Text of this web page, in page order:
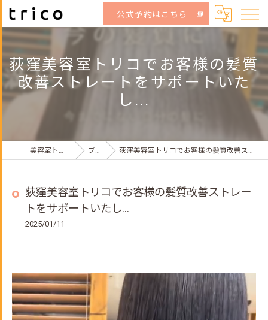
公式予約はこちら
荻窪美容室トリコでお客様の髪質
改善ストレートをサポートいた
し...
美容室トリコ荻窪店 ブログ 荻窪美容室トリコでお客様の髪質改善ストレートをサポートいたし...
荻窪美容室トリコでお客様の髪質改善ストレー
トをサポートいたし...
2025/01/11